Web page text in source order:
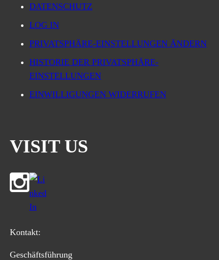
DATENSCHUTZ
LOG IN
PRIVATSPHÄRE-EINSTELLUNGEN ÄNDERN
HISTORIE DER PRIVATSPHÄRE-
EINSTELLUNGEN
EINWILLIGUNGEN WIDERRUFEN
VISIT US
Kontakt:
Geschäftsführung